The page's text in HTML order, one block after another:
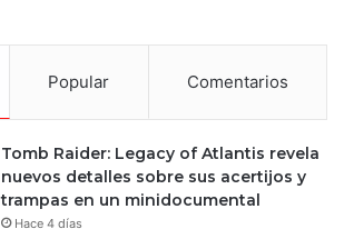
Popular Comentarios
Tomb Raider: Legacy of Atlantis revela
nuevos detalles sobre sus acertijos y
trampas en un minidocumental
Hace 4 días